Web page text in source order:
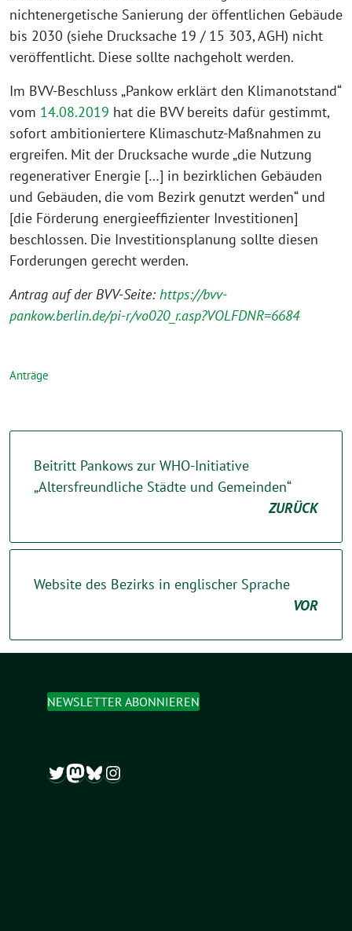
nichtenergetische Sanierung der öffentlichen Gebäude
bis 2030 (siehe Drucksache 19 / 15 303, AGH) nicht
veröffentlicht. Diese sollte nachgeholt werden.
Im BVV-Beschluss „Pankow erklärt den Klimanotstand“
vom 14.08.2019 hat die BVV bereits dafür gestimmt,
sofort ambitioniertere Klimaschutz-Maßnahmen zu
ergreifen. Mit der Drucksache wurde „die Nutzung
regenerativer Energie […] in bezirklichen Gebäuden
und Gebäuden, die vom Bezirk genutzt werden“ und
[die Förderung energieeffizienter Investitionen]
beschlossen. Die Investitionsplanung sollte diesen
Forderungen gerecht werden.
Antrag auf der BVV-Seite: https://bvv-
pankow.berlin.de/pi-r/vo020_r.asp?VOLFDNR=6684
Anträge
Beitritt Pankows zur WHO-Initiative
„Altersfreundliche Städte und Gemeinden“
ZURÜCK
Website des Bezirks in englischer Sprache
VOR
NEWSLETTER ABONNIEREN
Twitter
Mastodon
Bluesky
Instagram